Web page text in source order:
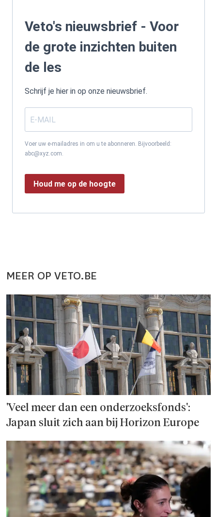
Veto's nieuwsbrief - Voor
de grote inzichten buiten
de les
Schrijf je hier in op onze nieuwsbrief.
Voer uw e-mailadres in om u te abonneren. Bijvoorbeeld:
abc@xyz.com.
Houd me op de hoogte
MEER OP VETO.BE
'Veel meer dan een onderzoeks­fonds':
Japan sluit zich aan bij Horizon Europe